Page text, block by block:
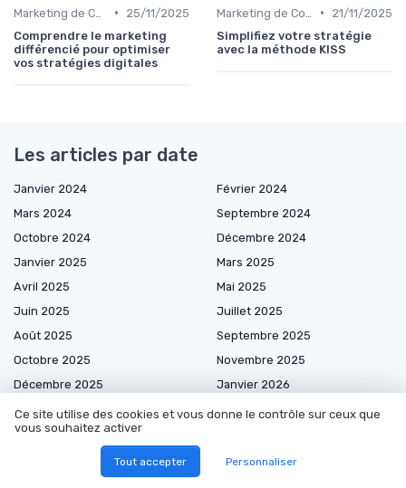
•
25/11/2025
Comprendre le marketing
différencié pour optimiser
vos stratégies digitales
•
21/11/2025
Simplifiez votre stratégie
avec la méthode KISS
Les articles par date
Janvier 2024
Février 2024
Mars 2024
Septembre 2024
Octobre 2024
Décembre 2024
Janvier 2025
Mars 2025
Avril 2025
Mai 2025
Juin 2025
Juillet 2025
Août 2025
Septembre 2025
Octobre 2025
Novembre 2025
Décembre 2025
Janvier 2026
Février 2026
Mars 2026
Avril 2026
Juillet 2026
Ce site utilise des cookies et vous donne le contrôle sur ceux que
vous souhaitez activer
Tout accepter Personnaliser